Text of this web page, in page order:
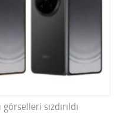
sızdırıldı